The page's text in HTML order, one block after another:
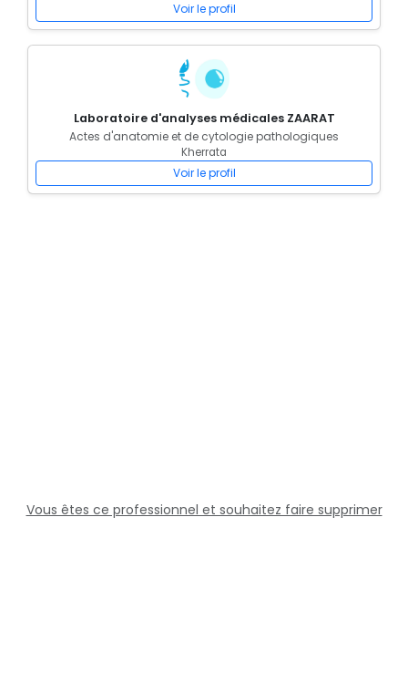
Voir le profil
Laboratoire d'analyses médicales ZAARAT
Actes d'anatomie et de cytologie pathologiques
Kherrata
Voir le profil
Vous êtes ce professionnel et souhaitez faire supprimer